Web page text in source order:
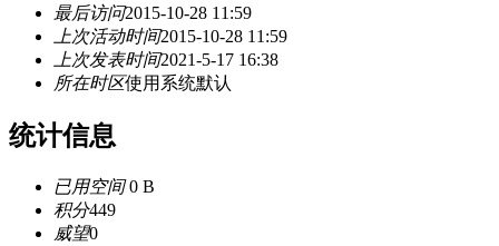
最后访问2015-10-28 11:59
上次活动时间2015-10-28 11:59
上次发表时间2021-5-17 16:38
所在时区使用系统默认
统计信息
已用空间0 B
积分449
威望0